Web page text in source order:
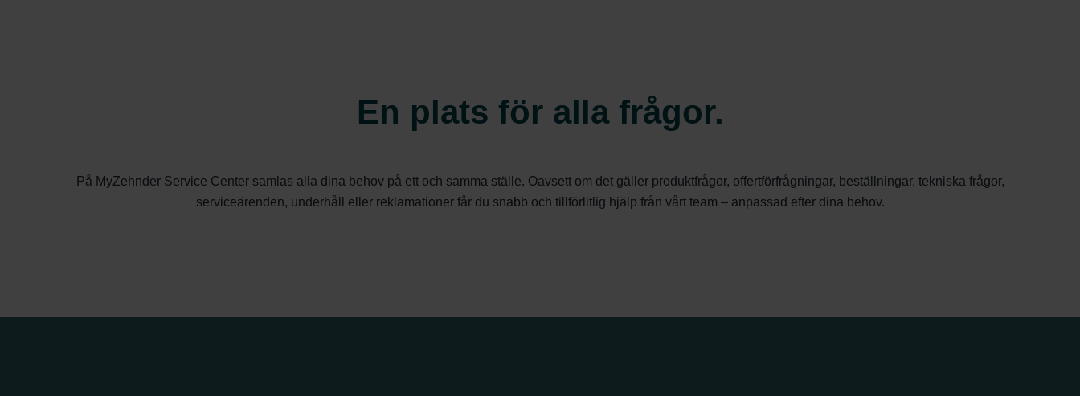
En plats för alla frågor.
På MyZehnder Service Center samlas alla dina behov på ett och samma ställe. Oavsett om det gäller produktfrågor, offertförfrågningar, beställningar, tekniska frågor,
serviceärenden, underhåll eller reklamationer får du snabb och tillförlitlig hjälp från vårt team – anpassad efter dina behov.